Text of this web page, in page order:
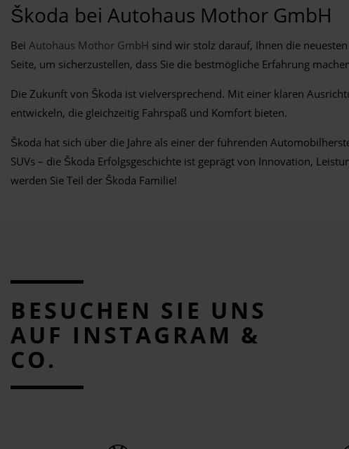
Škoda bei Autohaus Mothor GmbH
Bei Autohaus Mothor GmbH sind wir stolz darauf, Ihnen die
Seite, um sicherzustellen, dass Sie die bestmögliche Erfahrung
Die Zukunft von Škoda ist vielversprechend. Mit einer klaren
entwickeln, die gleichzeitig Fahrspaß und Komfort bieten.
Škoda hat sich über die Jahre als einer der führenden
SUVs – die Škoda Erfolgsgeschichte ist geprägt von Innovation,
werden Sie Teil der Škoda Familie!
BESUCHEN SIE UNS
AUF INSTAGRAM &
CO.